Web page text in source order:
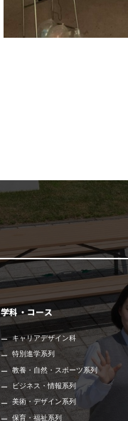
学科・コース
キャリアデザイン科
特別進学系列
教養・自然・スポーツ系列
ビジネス・情報系列
美術・デザイン系列
保育・福祉系列